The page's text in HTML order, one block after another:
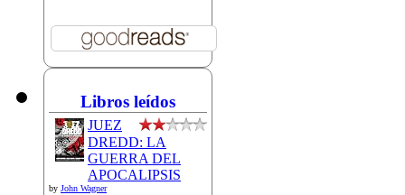
Libros leídos
JUEZ
DREDD: LA
GUERRA DEL
APOCALIPSIS
by John Wagner